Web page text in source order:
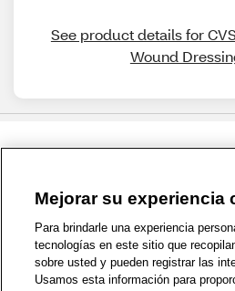
See product details for
Wound
1-800-679-9691 | Contáctenos |
Política de Privacidad | WA
Zona de Bienestar | ©
Mejorar su experiencia
Para brindarle una experiencia
tecnologías en este sitio que
sobre usted y pueden registrar las
Usamos esta información para